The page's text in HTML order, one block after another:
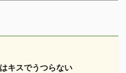
キスでうつらない